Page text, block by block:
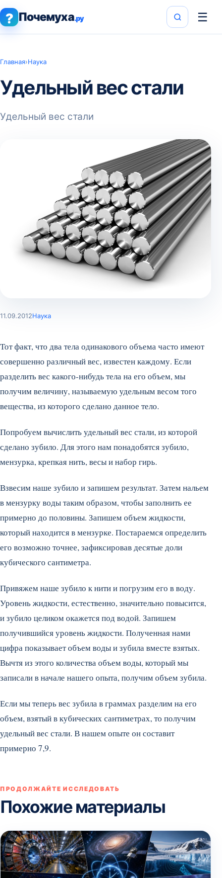
? Почемуха.ру ☰
Главная›Наука
Удельный вес стали
Удельный вес стали
11.09.2012Наука
Тот факт, что два тела одинакового объема часто имеют
совершенно различный вес, известен каждому. Если
разделить вес какого-нибудь тела на его объем, мы
получим величину, называемую удельным весом того
вещества, из которого сделано данное тело.
Попробуем вычислить удельный вес стали, из которой
сделано зубило. Для этого нам понадобятся зубило,
мензурка, крепкая нить, весы и набор гирь.
Взвесим наше зубило и запишем результат. Затем нальем
в мензурку воды таким образом, чтобы заполнить ее
примерно до половины. Запишем объем жидкости,
который находится в мензурке. Постараемся определить
его возможно точнее, зафиксировав десятые доли
кубического сантиметра.
Привяжем наше зубило к нити и погрузим его в воду.
Уровень жидкости, естественно, значительно повысится,
и зубило целиком окажется под водой. Запишем
получившийся уровень жидкости. Полученная нами
цифра показывает объем воды и зубила вместе взятых.
Вычтя из этого количества объем воды, который мы
записали в начале нашего опыта, получим объем зубила.
Если мы теперь вес зубила в граммах разделим на его
объем, взятый в кубических сантиметрах, то получим
удельный вес стали. В нашем опыте он составит
примерно 7,9.
ПРОДОЛЖАЙТЕ ИССЛЕДОВАТЬ
Похожие материалы